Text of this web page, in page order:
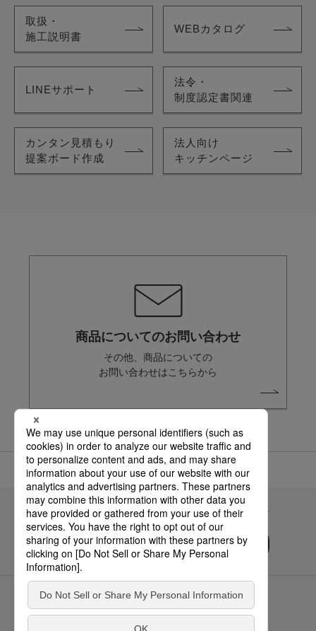
取扱・
施工説明書
WEBカタログ
LINEサポート
法令・
制度認定書関連
カンタン見積もり
提案ボード作成
法人向け
キッチンページ
商品についてのお問い合わせ
その他、商品についての
お問い合わせはこちらから
Panasonicの住まい・くらし SNSアカウント
サイトのご利用にあたって
クッキーポリシー
個人情報保護方針
パナソニック ホールディングス
Area/Country